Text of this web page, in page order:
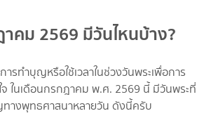
คม 2569 มีวันไหนบ้าง?
รทำบุญหรือใช้เวลาในช่วงวันพระเพื่อการ
ในเดือนกรกฎาคม พ.ศ. 2569 นี้ มีวันพระที่
ทางพุทธศาสนาหลายวัน ดังนี้ครับ